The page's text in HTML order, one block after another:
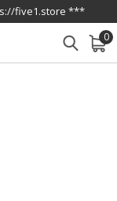
five1.store ***
0
查看